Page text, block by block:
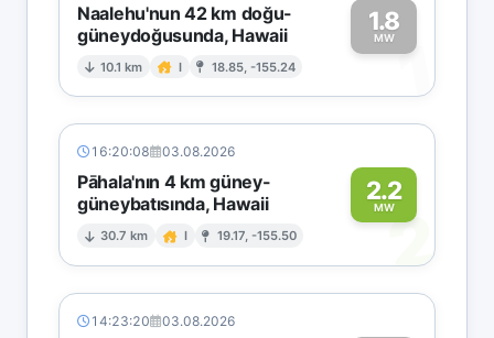
Naalehu'nun 42 km doğu-
güneydoğusunda, Hawaii
10.1 km I 18.85, -155.24
1.8
MW1
16:20:08 03.08.2026
Pāhala'nın 4 km güney-
güneybatısında, Hawaii
30.7 km I 19.17, -155.50
2.2
MW2
14:23:20 03.08.2026